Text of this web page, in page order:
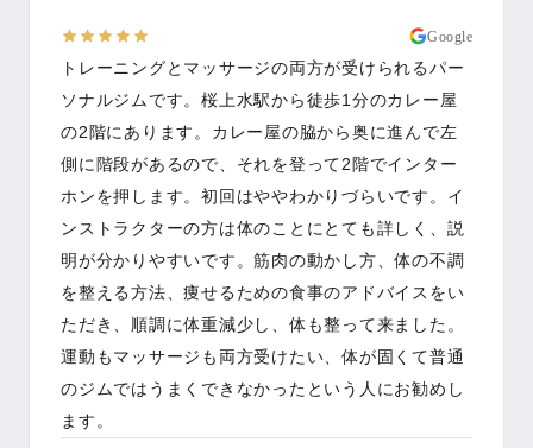
Google
トレーニングとマッサージの両方が受けられるパー
ソナルジムです。桜上水駅から徒歩1分のカレー屋
の2階にあります。カレー屋の脇から奥に進んで左
側に階段があるので、それを登って2階でインター
ホンを押します。初回はややわかりづらいです。イ
ンストラクターの方は体のことにとても詳しく、説
明が分かりやすいです。筋肉の動かし方、体の不調
を整える方法、痩せるための食事のアドバイスをい
ただき、順調に体重減少し、体も整って来ました。
運動もマッサージも両方受けたい、体が固くて普通
のジムではうまくできなかったという人にお勧めし
ます。